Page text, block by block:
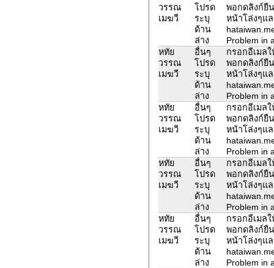
วรรณ
เมฆวี
โปรด
ระบุ
ด้าน
ล่าง
พอกดลิงก์ยื
หน้าโล่งๆแ
Problem in
หทัย
วรรณ
เมฆวี
อื่นๆ
โปรด
ระบุ
ด้าน
ล่าง
กรอกอีเมล
พอกดลิงก์ยื
หน้าโล่งๆแ
Problem in
หทัย
วรรณ
เมฆวี
อื่นๆ
โปรด
ระบุ
ด้าน
ล่าง
กรอกอีเมล
พอกดลิงก์ยื
หน้าโล่งๆแ
Problem in
หทัย
วรรณ
เมฆวี
อื่นๆ
โปรด
ระบุ
ด้าน
ล่าง
กรอกอีเมล
พอกดลิงก์ยื
หน้าโล่งๆแ
Problem in
หทัย
วรรณ
เมฆวี
อื่นๆ
โปรด
ระบุ
ด้าน
ล่าง
กรอกอีเมล
พอกดลิงก์ยื
หน้าโล่งๆแ
Problem in